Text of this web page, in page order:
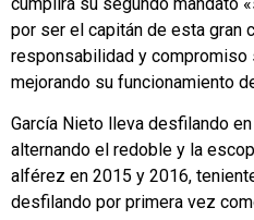
por ser el capitán de esta gran
responsabilidad y compromiso
mejorando su funcionamiento
García Nieto lleva desfilando
alternando el redoble y la
alférez en 2015 y 2016,
desfilando por primera vez